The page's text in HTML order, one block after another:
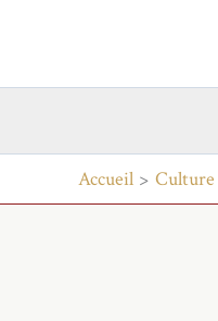
Accueil Culture